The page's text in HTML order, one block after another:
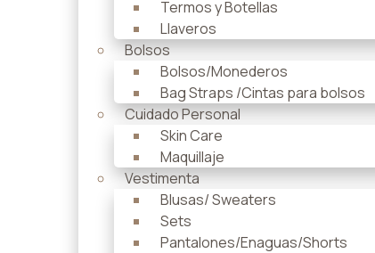
Termos y Botellas
Llaveros
Bolsos
Bolsos/Monederos
Bag Straps /Cintas para bolsos
Cuidado Personal
Skin Care
Maquillaje
Vestimenta
Blusas/ Sweaters
Sets
Pantalones/Enaguas/Shorts